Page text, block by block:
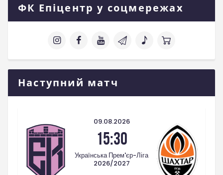
ФК Епіцентр у соцмережах
Наступний матч
09.08.2026
15:30
Українська Прем'єр-Ліга
2026/2027